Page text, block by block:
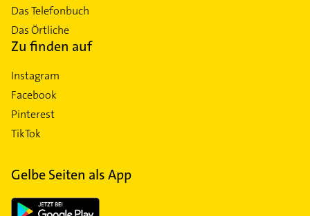
Das Telefonbuch
Das Örtliche
Zu finden auf
Instagram
Facebook
Pinterest
TikTok
Gelbe Seiten als App